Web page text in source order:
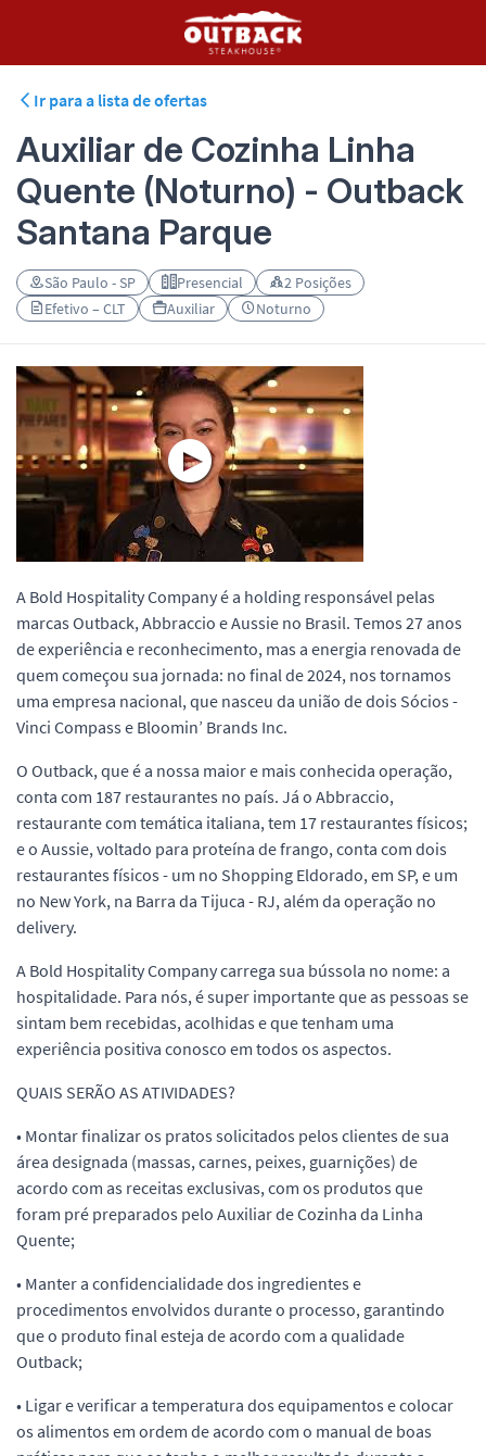
Ir para a lista de ofertas
Auxiliar de Cozinha Linha
Quente (Noturno) - Outback
Santana Parque
São Paulo - SP Presencial
2 Posições
Efetivo – CLT
Auxiliar Noturno
A Bold Hospitality Company é a holding responsável pelas
marcas Outback, Abbraccio e Aussie no Brasil. Temos 27 anos
de experiência e reconhecimento, mas a energia renovada de
quem começou sua jornada: no final de 2024, nos tornamos
uma empresa nacional, que nasceu da união de dois Sócios -
Vinci Compass e Bloomin’ Brands Inc.
O Outback, que é a nossa maior e mais conhecida operação,
conta com 187 restaurantes no país. Já o Abbraccio,
restaurante com temática italiana, tem 17 restaurantes físicos;
e o Aussie, voltado para proteína de frango, conta com dois
restaurantes físicos - um no Shopping Eldorado, em SP, e um
no New York, na Barra da Tijuca - RJ, além da operação no
delivery.
A Bold Hospitality Company carrega sua bússola no nome: a
hospitalidade. Para nós, é super importante que as pessoas se
sintam bem recebidas, acolhidas e que tenham uma
experiência positiva conosco em todos os aspectos.
QUAIS SERÃO AS ATIVIDADES?
• Montar finalizar os pratos solicitados pelos clientes de sua
área designada (massas, carnes, peixes, guarnições) de
acordo com as receitas exclusivas, com os produtos que
foram pré preparados pelo Auxiliar de Cozinha da Linha
Quente;
• Manter a confidencialidade dos ingredientes e
procedimentos envolvidos durante o processo, garantindo
que o produto final esteja de acordo com a qualidade
Outback;
• Ligar e verificar a temperatura dos equipamentos e colocar
os alimentos em ordem de acordo com o manual de boas